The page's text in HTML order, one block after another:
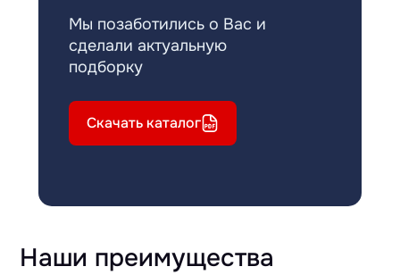
Мы позаботились о Вас и
сделали актуальную
подборку
Скачать каталог
Наши преимущества